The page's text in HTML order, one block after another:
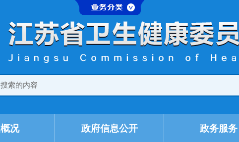
况 政府信息公开 政务服务